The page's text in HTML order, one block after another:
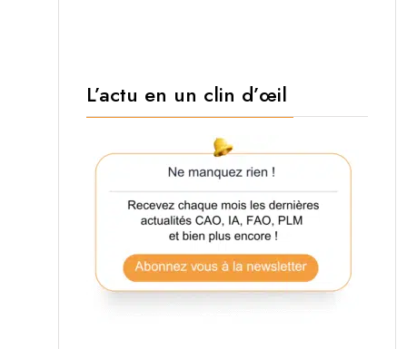
L’actu en un clin d’œil